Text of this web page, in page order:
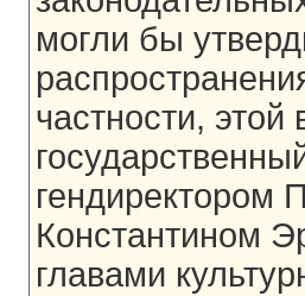
могли бы
частности, этой
гендиректором
Константином
главами